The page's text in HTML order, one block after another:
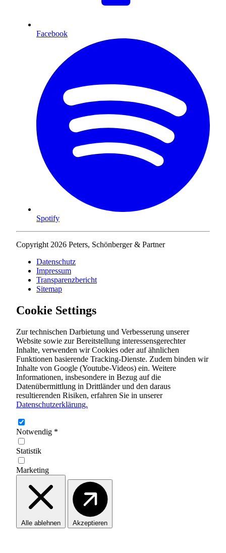
Facebook
Spotify
Copyright 2026 Peters, Schönberger & Partner
Datenschutz
Impressum
Transparenzbericht
Sitemap
Cookie Settings
Zur technischen Darbietung und Verbesserung unserer
Website sowie zur Bereitstellung interessensgerechter
Inhalte, verwenden wir Cookies oder auf ähnlichen
Funktionen basierende Tracking-Dienste. Zudem binden wir
Inhalte von Google (Youtube-Videos) ein. Weitere
Informationen, insbesondere in Bezug auf die
Datenübermittlung in Drittländer und den daraus
resultierenden Risiken, erfahren Sie in unserer
Datenschutzerklärung.
Notwendig *
Statistik
Marketing
Alle ablehnen Akzeptieren